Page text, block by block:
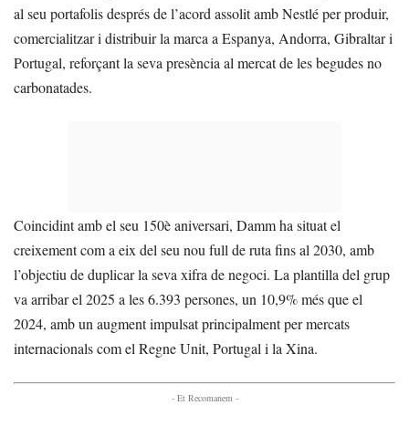
al seu portafolis després de l’acord assolit amb Nestlé per produir,
comercialitzar i distribuir la marca a Espanya, Andorra, Gibraltar i
Portugal, reforçant la seva presència al mercat de les begudes no
carbonatades.
Coincidint amb el seu 150è aniversari, Damm ha situat el
creixement com a eix del seu nou full de ruta fins al 2030, amb
l’objectiu de duplicar la seva xifra de negoci. La plantilla del grup
va arribar el 2025 a les 6.393 persones, un 10,9% més que el
2024, amb un augment impulsat principalment per mercats
internacionals com el Regne Unit, Portugal i la Xina.
- Et Recomanem -